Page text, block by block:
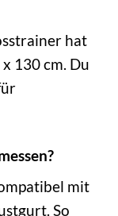
hat
130 cm. Du
mit
So